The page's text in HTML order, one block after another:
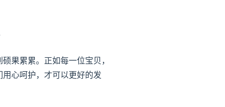
果累累。正如每一位宝贝，
心呵护，才可以更好的发